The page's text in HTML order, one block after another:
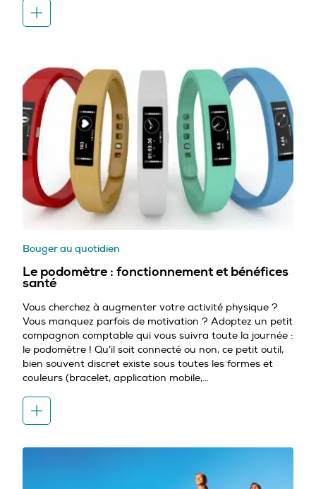
Bouger au quotidien
Le podomètre : fonctionnement et bénéfices
santé
Vous cherchez à augmenter votre activité physique ?
Vous manquez parfois de motivation ? Adoptez un petit
compagnon comptable qui vous suivra toute la journée :
le podomètre ! Qu’il soit connecté ou non, ce petit outil,
bien souvent discret existe sous toutes les formes et
couleurs (bracelet, application mobile,…